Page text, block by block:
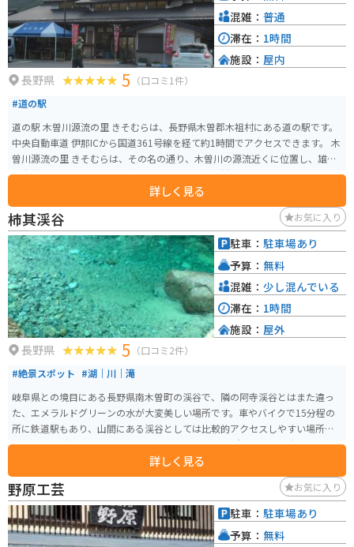
す。木曽漆器は、堅牢で美しく、使い込むほどに味わいが増すのが特徴です。
お土産にいかがでしょうか。
長野県 5 （口コミ1件）
#道の駅
道の駅 木曽川源流の里 きそむらは、長野県木曽郡木祖村にある道の駅です。
中央自動車道 伊那ICから国道361号線を経て約1時間でアクセスできます。 木
曽川源流の里 きそむらは、その名の通り、木曽川の源流近くに位置し、雄大
な自然に囲まれています。道の駅には、地元の食材をふんだんに使ったレス
トランや、特産品を販売するショップがあり、観光客に人気です。新鮮な野
菜や果物、山菜、きのこなどが手に入り、お土産にも最適です。また、木工
品や陶芸品など、地元の工芸品を販売する店もあります。 バイクで訪れる場
合、道の駅から乗鞍スカイラインや御嶽スカイラインへのアクセスが良く、
ツーリングの拠点としてもおすすめです。周辺には、キャンプ場や温泉など
もあり、自然を満喫することができます。 木曽の名産品である「朴葉味噌」
や「五平餅」も、ぜひ道の駅で味わってみてください。朴葉味噌は、朴の葉
の上で味噌と具材を焼いて食べる郷土料理で、ご飯のお供に最適です。五平
餅は、ご飯をつぶして串に巻き付け、味噌だれを塗って焼いたもので、香ば
しい香りが食欲をそそります。 道の駅 木曽川源流の里 きそむらは、自然豊か
な環境の中で、地元の食や文化に触れることができる場所です。
詳しく見る
混雑： 普通
滞在： 1時間
施設： 屋内
柿其渓谷 お気に入り
長野県 5 （口コミ2件）
#絶景スポット #湖｜川｜滝
岐阜県との境目にある長野県南木曽町の渓谷で、隣の阿寺渓谷とはまた違っ
た、エメラルドグリーンの水が大変美しい場所です。車やバイクで15分程の
所に鉄道駅もあり、山間にある渓谷としては比較的アクセスしやすい場所に
あります。 駐車場は渓谷の入り口である恋路のつり橋周辺に2ヶ所、トイレも
あります。トイレと食事は渓谷の宿いちかわでも可能。清水と山菜を使用し
たそばが美味しいです。 駐車場に車もしくはバイクを駐め、つり橋からは徒
歩での移動となります。恋路のつり橋から最も水の色が濃く美しい黒渕まで
は、10分あればゆっくり歩いて写真を撮っても足ります。夏に訪れる人が多
いですが、春の若葉、秋の紅葉、冬の雪に色づく渓谷も魅力的です。
詳しく見る
駐車： 駐車場あり
予算： 無料
混雑： 少し混んでいる
滞在： 1時間
施設： 屋外
野原工芸 お気に入り
駐車： 駐車場あり
予算： 無料